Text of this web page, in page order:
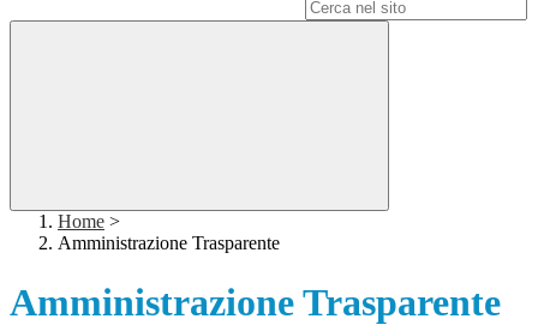
Home >
Amministrazione Trasparente
Amministrazione Trasparente